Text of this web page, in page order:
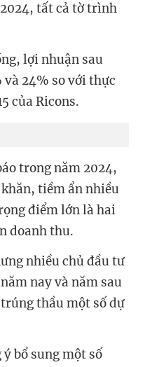
tất cả tờ trình
lợi nhuận sau
24% so với thực
của Ricons.
trong năm 2024,
tiềm ẩn nhiều
điểm lớn là hai
doanh thu.
nhiều chủ đầu tư
nay và năm sau
thầu một số dự
ýbổ sung một số